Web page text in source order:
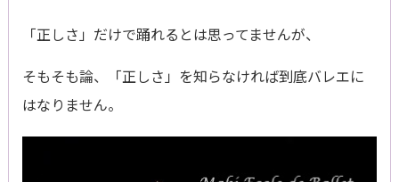
「正しさ」だけで踊れるとは思ってませんが、
そもそも論、「正しさ」を知らなければ到底バレエに
はなりません。